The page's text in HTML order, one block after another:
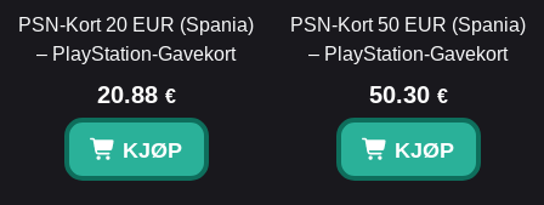
PSN-Kort 20 EUR (Spania)
– PlayStation-Gavekort
20.88 €
KJØP
PSN-Kort 50 EUR (Spania)
– PlayStation-Gavekort
50.30 €
KJØP